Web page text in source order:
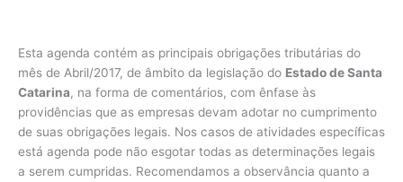
Esta agenda contém as principais obrigações tributárias do
mês de Abril/2017, de âmbito da legislação do Estado de Santa
Catarina, na forma de comentários, com ênfase às
providências que as empresas devam adotar no cumprimento
de suas obrigações legais. Nos casos de atividades específicas
está agenda pode não esgotar todas as determinações legais
a serem cumpridas. Recomendamos a observância quanto a